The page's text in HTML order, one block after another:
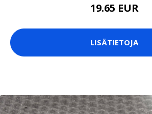
19.65 EUR
LISÄTIETOJA